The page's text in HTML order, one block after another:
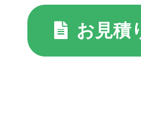
お見積